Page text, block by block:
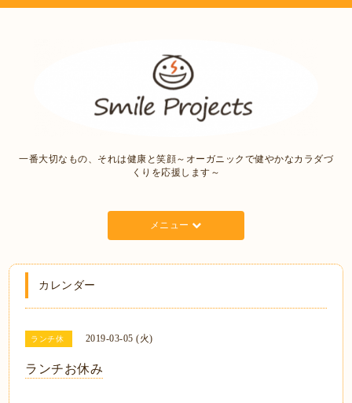
一番大切なもの、それは健康と笑顔～オーガニックで健やかなカラダづ
くりを応援します～
メニュー
カレンダー
ランチ休 2019-03-05 (火)
ランチお休み